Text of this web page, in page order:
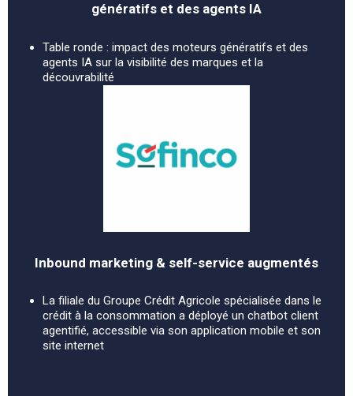
génératifs et des agents IA
Table ronde : impact des moteurs génératifs et des
agents IA sur la visibilité des marques et la
découvrabilité
Inbound marketing & self-service augmentés
La filiale du Groupe Crédit Agricole spécialisée dans le
crédit à la consommation a déployé un chatbot client
agentifié, accessible via son application mobile et son
site internet